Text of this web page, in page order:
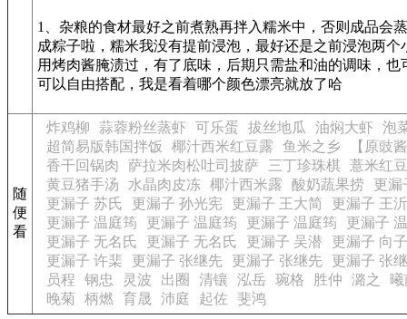
1、杂粮的食材最好之前煮熟再拌入糯米中，否则成品会
成粽子啦，糯米我没有提前浸泡，最好还是之前浸泡两
用烤肉酱腌渍过，有了底味，后期只需盐和油的调味，
可以自由搭配，我是看着哪个颜色漂亮就放了哈
随
便
看
炸鸡柳 蒜蓉粉丝蒸虾 可乐蛋 拔丝地瓜 油焖大虾
泡
超简易版韩国拌饭
椰汁西米红豆露 鱼米之乡
【原豉
香干回锅肉
萨拉米肉松吐司披萨 三丁珍珠棋 薏米红
黄豆猪手汤
水晶肉皮冻 椰汁西米露 酸奶蔬果捞
更漏
更漏子 苏氏
更漏子 孙光宪 更漏子 王大简
更漏子 王
更漏子 温庭筠
更漏子 温庭筠 更漏子 温庭筠
更漏子
更漏子 无名氏
更漏子 无名氏 更漏子 吴潜
更漏子 向
更漏子 许棐
更漏子 张继先 更漏子 张继先
更漏子 张
员程
钢忠 灵波 出圈 清镶 泓岳 琬格 胜仲 潞之
晚菊
柄燃 育晟 沛庭 起佐 斐鸿